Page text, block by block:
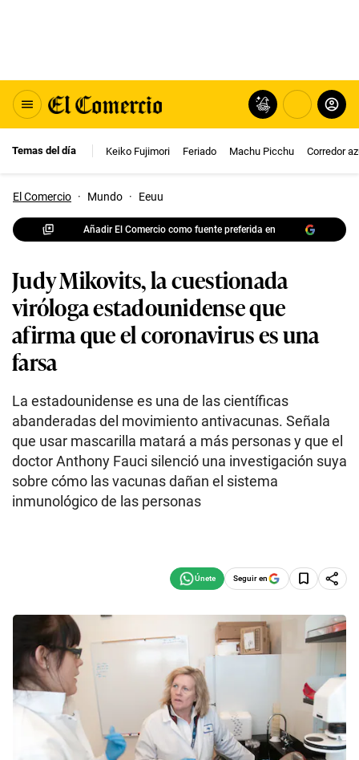
Temas del día Keiko Fujimori Feriado Machu Picchu Corredor
El Comercio · Mundo · Eeuu
Añadir El Comercio como fuente preferida en
Judy Mikovits, la cuestionada
viróloga estadounidense que
afirma que el coronavirus es una
farsa
La estadounidense es una de las científicas
abanderadas del movimiento antivacunas. Señala
que usar mascarilla matará a más personas y que el
doctor Anthony Fauci silenció una investigación suya
sobre cómo las vacunas dañan el sistema
inmunológico de las personas
Seguir en